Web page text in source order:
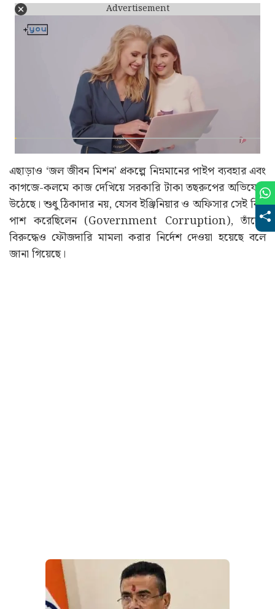
Advertisement
এছাড়াও ‘জল জীবন মিশন’ প্রকল্পে নিম্নমানের পাইপ ব্যবহার এবং
কাগজে-কলমে কাজ দেখিয়ে সরকারি টাকা তছরুপের অভিযোগ
উঠেছে। শুধু ঠিকাদার নয়, যেসব ইঞ্জিনিয়ার ও অফিসার সেই বিল
পাশ করেছিলেন (Government Corruption), তাঁদের
বিরুদ্ধেও ফৌজদারি মামলা করার নির্দেশ দেওয়া হয়েছে বলে
জানা গিয়েছে।